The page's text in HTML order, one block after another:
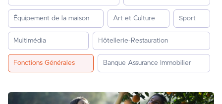
Équipement de la maison Art et Culture Sport
Multimédia Hôtellerie-Restauration
Fonctions Générales Banque Assurance Immobilier